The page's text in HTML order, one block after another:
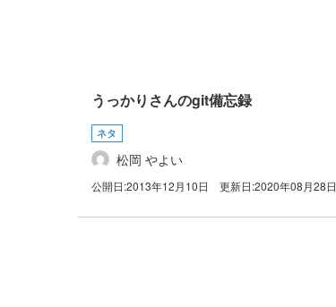
うっかりさんのgit備忘録
ネタ
松岡 やよい
公開日:2013年12月10日 更新日:2020年08月28日